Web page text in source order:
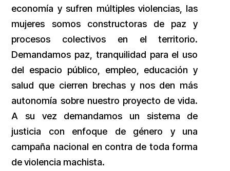
economía y sufren múltiples violencias, las
mujeres somos constructoras de paz y
procesos colectivos en el territorio.
Demandamos paz, tranquilidad para el uso
del espacio público, empleo, educación y
salud que cierren brechas y nos den más
autonomía sobre nuestro proyecto de vida.
A su vez demandamos un sistema de
justicia con enfoque de género y una
campaña nacional en contra de toda forma
de violencia machista.